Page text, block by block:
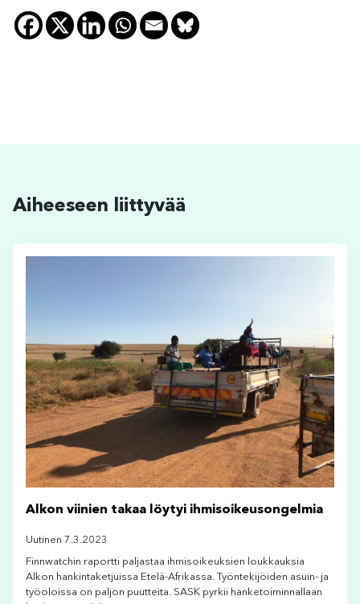
Aiheeseen liittyvää
Alkon viinien takaa löytyi ihmisoikeusongelmia
Uutinen 7.3.2023
Finnwatchin raportti paljastaa ihmisoikeuksien loukkauksia
Alkon hankintaketjuissa Etelä-Afrikassa. Työntekijöiden asuin- ja
työoloissa on paljon puutteita. SASK pyrkii hanketoiminnallaan